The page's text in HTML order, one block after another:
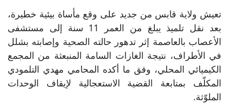
تعيش ولاية قابس من جديد على وقع مأساة بيئية خطيرة،
بعد نقل تلميذ يبلغ من العمر 11 سنة إلى مستشفى
الأعصاب بالعاصمة إثر تدهور حالته الصحية وإصابته بشلل
في الأطراف، نتيجة الغازات السامة المنبعثة من المجمع
الكيميائي المحلي، وفق ما أكده المحامي مهدي التلمودي
المكلّف بمتابعة القضية الاستعجالية لإيقاف الوحدات
الملوّثة.